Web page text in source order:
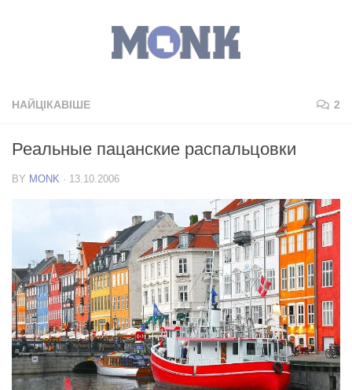
НАЙЦІКАВІШЕ 2
Реальные пацанские распальцовки
BY MONK · 13.10.2006